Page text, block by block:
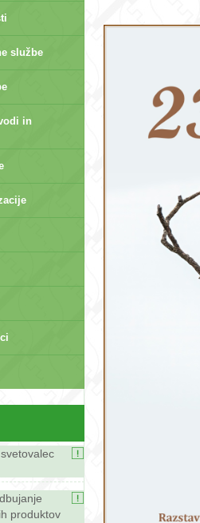
službe
in
produktov